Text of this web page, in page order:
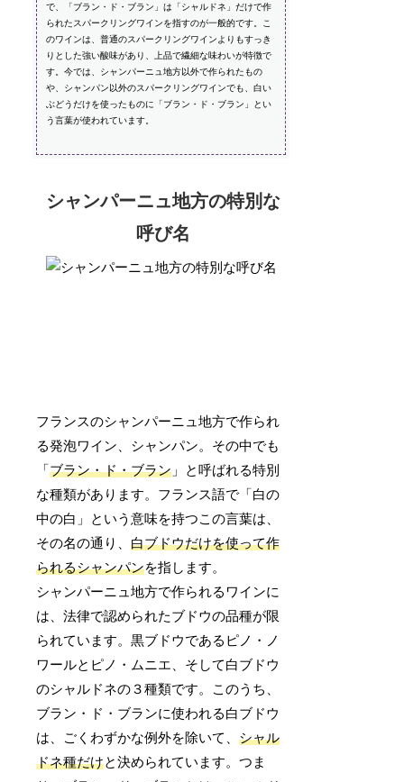
で、「ブラン・ド・ブラン」は「シャルドネ」だけで作
られたスパークリングワインを指すのが一般的です。こ
のワインは、普通のスパークリングワインよりもすっき
りとした強い酸味があり、上品で繊細な味わいが特徴で
す。今では、シャンパーニュ地方以外で作られたもの
や、シャンパン以外のスパークリングワインでも、白い
ぶどうだけを使ったものに「ブラン・ド・ブラン」とい
う言葉が使われています。
シャンパーニュ地方の特別な
呼び名
フランスのシャンパーニュ地方で作られ
る発泡ワイン、シャンパン。その中でも
「ブラン・ド・ブラン 」と呼ばれる特別
な種類があります。フランス語で「白の
中の白」という意味を持つこの言葉は、
その名の通り、白ブドウだけを使って作
られるシャンパンを指します。
シャンパーニュ地方で作られるワインに
は、法律で認められたブドウの品種が限
られています。黒ブドウであるピノ・ノ
ワールとピノ・ムニエ、そして白ブドウ
のシャルドネの３種類です。このうち、
ブラン・ド・ブランに使われる白ブドウ
は、ごくわずかな例外を除いて、シャル
ドネ種だけと決められています。つま